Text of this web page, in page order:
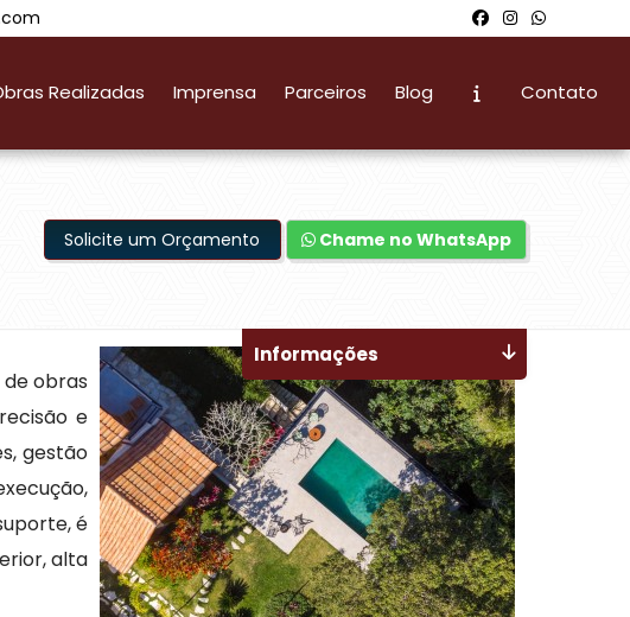
Realizadas Imprensa Parceiros Blog Contato
Solicite um Orçamento Chame no WhatsApp
obras
e
gestão
é
alta
Informações